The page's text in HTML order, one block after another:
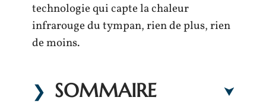
technologie qui capte la chaleur
infrarouge du tympan, rien de plus, rien
de moins.
SOMMAIRE